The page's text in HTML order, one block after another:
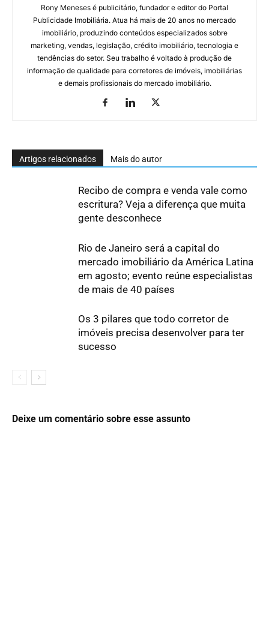
Rony Meneses é publicitário, fundador e editor do Portal
Publicidade Imobiliária. Atua há mais de 20 anos no mercado
imobiliário, produzindo conteúdos especializados sobre
marketing, vendas, legislação, crédito imobiliário, tecnologia e
tendências do setor. Seu trabalho é voltado à produção de
informação de qualidade para corretores de imóveis, imobiliárias
e demais profissionais do mercado imobiliário.
Artigos relacionados Mais do autor
Recibo de compra e venda vale como
escritura? Veja a diferença que muita
gente desconhece
Rio de Janeiro será a capital do
mercado imobiliário da América Latina
em agosto; evento reúne especialistas
de mais de 40 países
Os 3 pilares que todo corretor de
imóveis precisa desenvolver para ter
sucesso
Deixe um comentário sobre esse assunto